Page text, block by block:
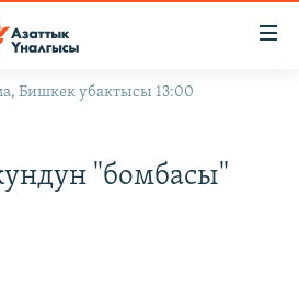
Бишкек убактысы 13:00
"бомбасы"